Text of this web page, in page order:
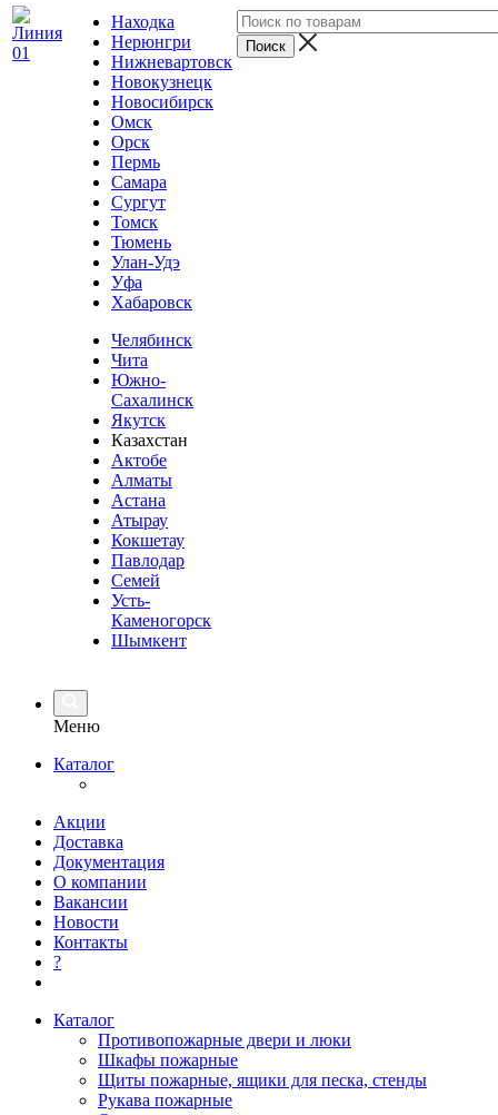
Находка
Нерюнгри
Нижневартовск
Новокузнецк
Новосибирск
Омск
Орск
Пермь
Самара
Сургут
Томск
Тюмень
Улан-Удэ
Уфа
Хабаровск
Челябинск
Чита
Южно-
Сахалинск
Якутск
Казахстан
Актобе
Алматы
Астана
Атырау
Кокшетау
Павлодар
Семей
Усть-
Каменогорск
Шымкент
Меню
Каталог
Акции
Доставка
Документация
О компании
Вакансии
Новости
Контакты
?
Каталог
Противопожарные двери и люки
Шкафы пожарные
Щиты пожарные, ящики для песка, стенды
Рукава пожарные